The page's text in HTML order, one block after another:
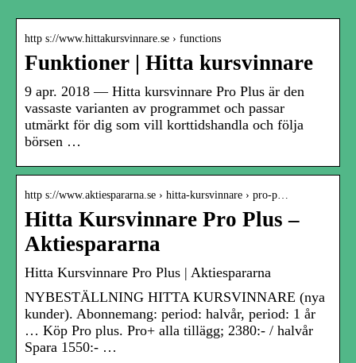
http s://www.hittakursvinnare.se › functions
Funktioner | Hitta kursvinnare
9 apr. 2018 — Hitta kursvinnare Pro Plus är den
vassaste varianten av programmet och passar
utmärkt för dig som vill korttidshandla och följa
börsen …
http s://www.aktiespararna.se › hitta-kursvinnare › pro-p…
Hitta Kursvinnare Pro Plus –
Aktiespararna
Hitta Kursvinnare Pro Plus | Aktiespararna
NYBESTÄLLNING HITTA KURSVINNARE (nya
kunder). Abonnemang: period: halvår, period: 1 år
… Köp Pro plus. Pro+ alla tillägg; 2380:- / halvår
Spara 1550:- …